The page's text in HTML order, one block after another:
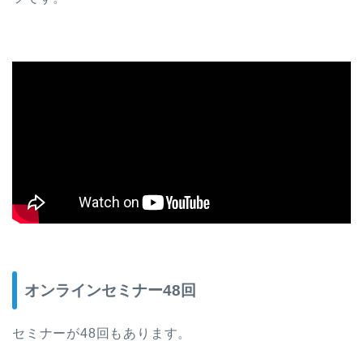
オンラインセミナー48回
セミナーが48回もあります。